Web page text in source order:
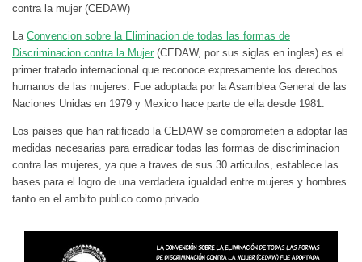
contra la mujer (CEDAW)
La Convencion sobre la Eliminacion de todas las formas de
Discriminacion contra la Mujer (CEDAW, por sus siglas en ingles) es el
primer tratado internacional que reconoce expresamente los derechos
humanos de las mujeres. Fue adoptada por la Asamblea General de las
Naciones Unidas en 1979 y Mexico hace parte de ella desde 1981.
Los paises que han ratificado la CEDAW se comprometen a adoptar las
medidas necesarias para erradicar todas las formas de discriminacion
contra las mujeres, ya que a traves de sus 30 articulos, establece las
bases para el logro de una verdadera igualdad entre mujeres y hombres
tanto en el ambito publico como privado.